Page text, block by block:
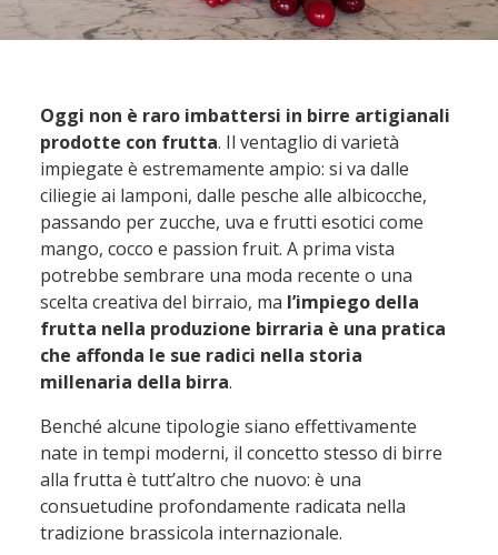
Oggi non è raro imbattersi in birre artigianali
prodotte con frutta. Il ventaglio di varietà
impiegate è estremamente ampio: si va dalle
ciliegie ai lamponi, dalle pesche alle albicocche,
passando per zucche, uva e frutti esotici come
mango, cocco e passion fruit. A prima vista
potrebbe sembrare una moda recente o una
scelta creativa del birraio, ma l’impiego della
frutta nella produzione birraria è una pratica
che affonda le sue radici nella storia
millenaria della birra.
Benché alcune tipologie siano effettivamente
nate in tempi moderni, il concetto stesso di birre
alla frutta è tutt’altro che nuovo: è una
consuetudine profondamente radicata nella
tradizione brassicola internazionale.